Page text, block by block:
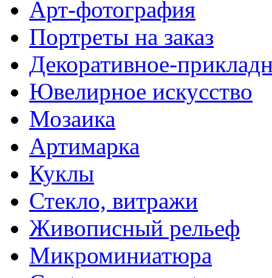
Арт-фотография
Портреты на заказ
Декоративное-
Ювелирное искусство
Мозаика
Артимарка
Куклы
Стекло, витражи
Живописный рельеф
Микроминиатюра